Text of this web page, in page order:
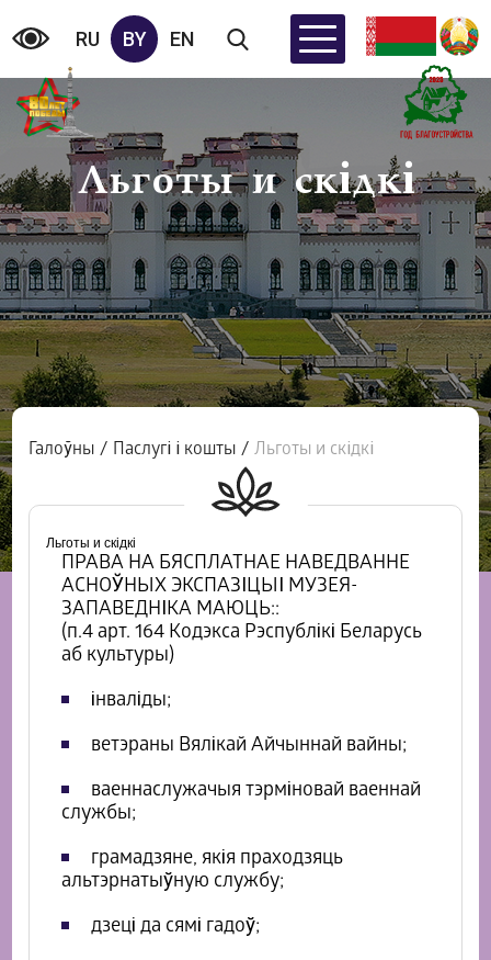
RU BY EN
Льготы и скідкі
Галоўны / Паслугі і кошты / Льготы и скідкі
Льготы и скідкі
ПРАВА НА БЯСПЛАТНАЕ НАВЕДВАННЕ
АСНОЎНЫХ ЭКСПАЗІЦЫІ МУЗЕЯ-
ЗАПАВЕДНІКА МАЮЦЬ::
(п.4 арт. 164 Кодэкса Рэспублікі Беларусь
аб культуры)
інваліды;
ветэраны Вялікай Айчыннай вайны;
ваеннаслужачыя тэрміновай ваеннай
службы;
грамадзяне, якія праходзяць
альтэрнатыўную службу;
дзеці да сямі гадоў;